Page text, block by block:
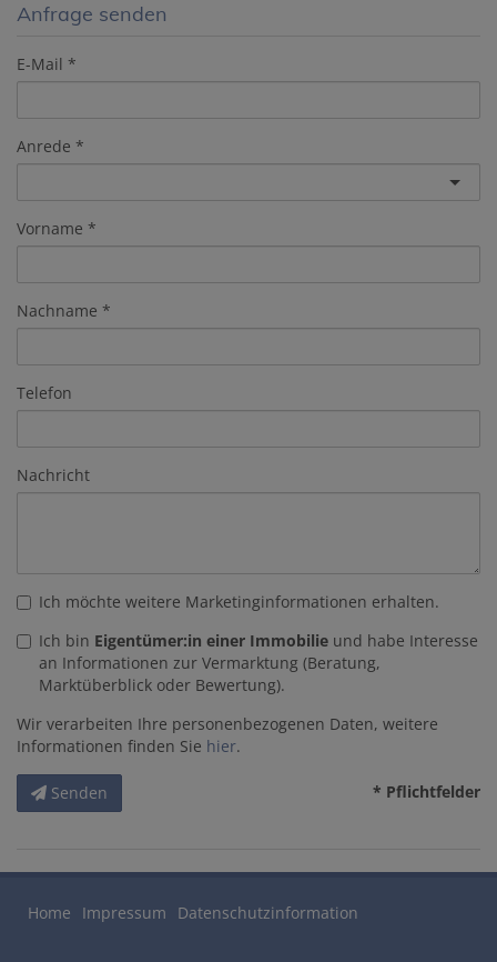
Anfrage senden
E-Mail
Anrede
Vorname
Nachname
Telefon
Nachricht
Ich möchte weitere Marketinginformationen erhalten.
Ich bin Eigentümer:in einer Immobilie und habe Interesse
an Informationen zur Vermarktung (Beratung,
Marktüberblick oder Bewertung).
Wir verarbeiten Ihre personenbezogenen Daten, weitere
Informationen finden Sie hier.
Senden * Pflichtfelder
Home Impressum Datenschutzinformation